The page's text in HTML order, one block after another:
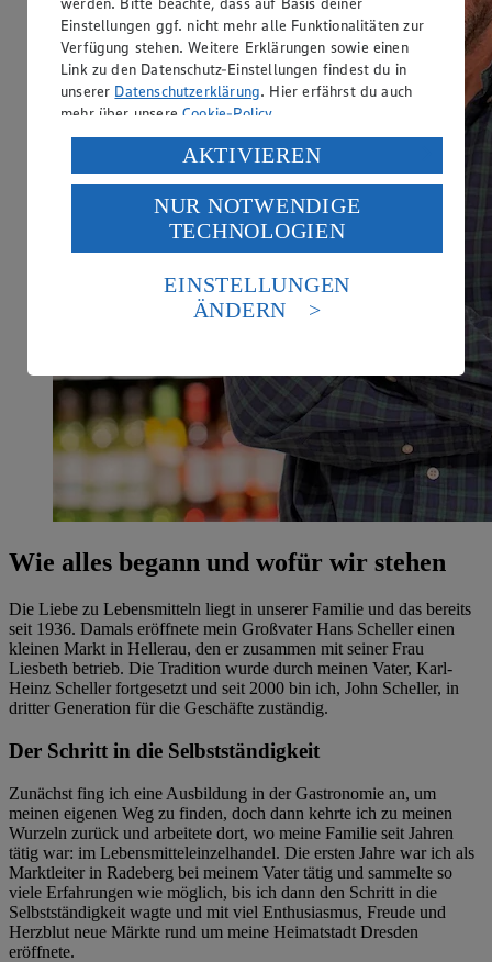
Wie alles begann und wofür wir stehen
Die Liebe zu Lebensmitteln liegt in unserer Familie und das bereits
seit 1936. Damals eröffnete mein Großvater Hans Scheller einen
kleinen Markt in Hellerau, den er zusammen mit seiner Frau
Liesbeth betrieb. Die Tradition wurde durch meinen Vater, Karl-
Heinz Scheller fortgesetzt und seit 2000 bin ich, John Scheller, in
dritter Generation für die Geschäfte zuständig.
Der Schritt in die Selbstständigkeit
Zunächst fing ich eine Ausbildung in der Gastronomie an, um
meinen eigenen Weg zu finden, doch dann kehrte ich zu meinen
Wurzeln zurück und arbeitete dort, wo meine Familie seit Jahren
tätig war: im Lebensmitteleinzelhandel. Die ersten Jahre war ich als
Marktleiter in Radeberg bei meinem Vater tätig und sammelte so
viele Erfahrungen wie möglich, bis ich dann den Schritt in die
Selbstständigkeit wagte und mit viel Enthusiasmus, Freude und
Herzblut neue Märkte rund um meine Heimatstadt Dresden
eröffnete.
Einstellungen ggf. nicht mehr alle Funktionalitäten zur
Verfügung stehen. Weitere Erklärungen sowie einen
Link zu den Datenschutz-Einstellungen findest du in
unserer Datenschutzerklärung. Hier erfährst du auch
mehr über unsereCookie-Policy.
Verarbeitung deiner personenbezogenen Daten in den
USA durch Facebook und YouTube:
Wenn du auf „Aktivieren“ klickst, willigst du im Sinne
des Art. 49 Abs. 1 Satz 1 lit. a) DSGVO ein, dass deine
Daten in den USA verarbeitet werden. Der EuGH sieht
die USA als Land mit einem nach europäischen
Standards nicht angemessenen Datenschutzniveau an.
Es besteht das Risiko eines Zugriffs durch US-
Informationen zum Herausgeber der Seite findest du
AKTIVIEREN
NUR NOTWENDIGE
TECHNOLOGIEN
EINSTELLUNGEN
ÄNDERN